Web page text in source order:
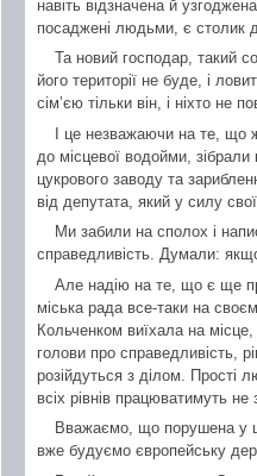
навіть відзначена й
посаджені людьми, є столик
Та новий господар, такий
його території не буде, і
сім’єю тільки він, і ніхто не
І це незважаючи на те, що
до місцевої водойми,
цукрового заводу та
від депутата, який у силу
Ми забили на сполох і
справедливість. Думали:
Але надію на те, що є ще
міська рада все-таки на
Кольченком виїхала на
голови про справедливість,
розійдуться з ділом. Прості
всіх рівнів працюватимуть
Вважаємо, що порушена у
вже будуємо європейську